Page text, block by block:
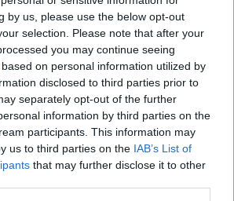
by us, please use the below opt-out
selection. Please note that after your
you may continue seeing
on personal information utilized by
disclosed to third parties prior to
separately opt-out of the further
information by third parties on the
participants. This information may
us to third parties on the IAB’s List of
that may further disclose it to other